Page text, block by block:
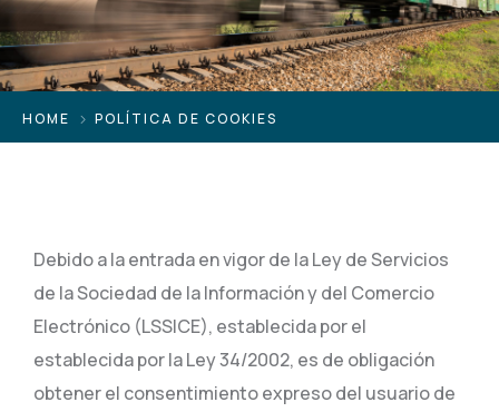
HOME POLÍTICA DE COOKIES
Debido a la entrada en vigor de la Ley de Servicios
de la Sociedad de la Información y del Comercio
Electrónico (LSSICE), establecida por el
establecida por la Ley 34/2002, es de obligación
obtener el consentimiento expreso del usuario de